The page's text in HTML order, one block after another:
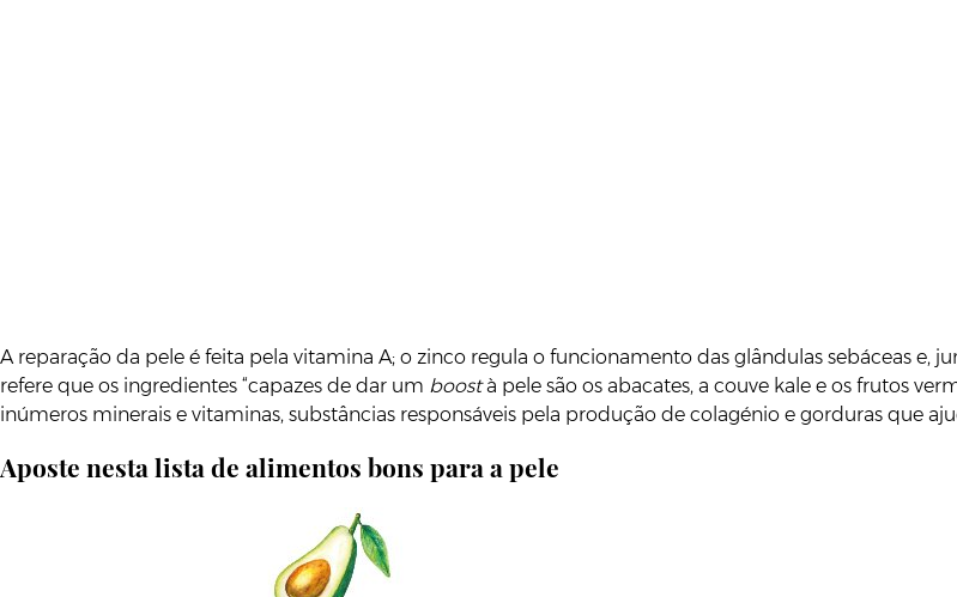
A reparação da pele é feita pela vitamina A; o zinco regula o funcionamento das glândulas sebáceas e,
refere que os ingredientes “capazes de dar um boostà pele são os abacates, a couve kale e os frutos
inúmeros minerais e vitaminas, substâncias responsáveis pela produção de colagénio e gorduras que
Aposte nesta lista de alimentos bons para a pele